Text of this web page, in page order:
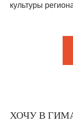
культуры
ХОЧУ В